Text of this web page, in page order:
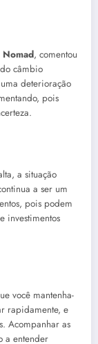
Nomad, comentou
do câmbio
deterioração
pois
a situação
a ser um
pois podem
investimentos
você mantenha-
rapidamente, e
Acompanhar as
a entender